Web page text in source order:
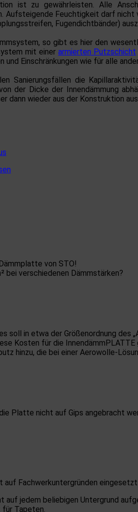
ist zu gewährleisten. Alle
Feuchtigkeit darf nicht
Fugendichtbänder)
so gibt es hier den
mit einer armierten Putzschicht
und Einschränkungen wie für alle
Sanierungsfällen die
der Dicke der Innendämmung
dann wieder aus der Konstruktion
von STO!
bei verschiedenen Dämmstärken?
soll in etwa der Größenordnung des
Kosten für die
hinzu, die bei einer Aerowolle-
Platte nicht auf Gips angebracht
auf Fachwerkuntergründen
auf jedem beliebigen Untergrund
für Tapeten.